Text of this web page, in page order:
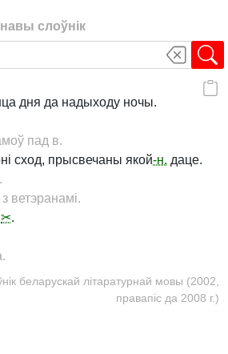
слоўнік
дня да надыходу ночы.
пад в.
сход, прысвечаны якой-н. даце.
ветэранамі.
✂.
беларускай літаратурнай мовы (2002,
правапіс да 2008 г.)